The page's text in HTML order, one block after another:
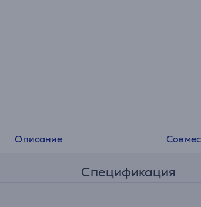
Описание
Спецификация